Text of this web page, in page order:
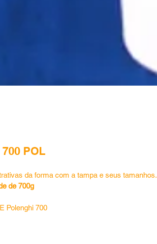
POL
da forma com a tampa e seus tamanhos.
de 700g
Polenghi 700